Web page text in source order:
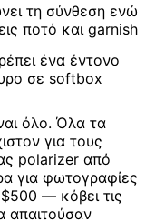
τη σύνθεση ενώ
ποτό και garnish
ένα έντονο
σε softbox
όλο. Όλα τα
για τους
polarizer από
για φωτογραφίες
— κόβει τις
απαιτούσαν